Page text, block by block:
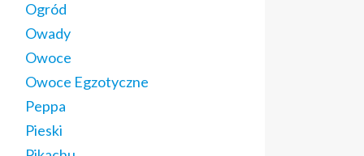
Ogród
Owady
Owoce
Owoce Egzotyczne
Peppa
Pieski